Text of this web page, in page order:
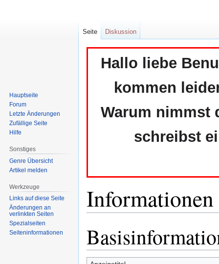
Hallo liebe
kommen
Warum nimmst
schreibst
Navigation
springen
Suche
springen
Seite Diskussion
Hauptseite
Forum
Letzte Änderungen
Zufällige Seite
Hilfe
Sonstiges
Genre Übersicht
Artikel melden
Werkzeuge
Links auf diese Seite
Änderungen an
verlinkten Seiten
Spezialseiten
Seiten­informationen